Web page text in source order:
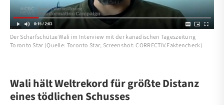
Der Scharfschütze Wali im Interview mit der kanadischen Tageszeitung
Toronto Star (Quelle: Toronto Star; Screenshot: CORRECTIV.Faktencheck)
Wali hält Weltrekord für größte Distanz
eines tödlichen Schusses